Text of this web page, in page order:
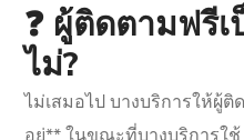
❓ ผู้ติดตามฟรี
ไม่?
ไม่เสมอไป บางบริการให้ผู้